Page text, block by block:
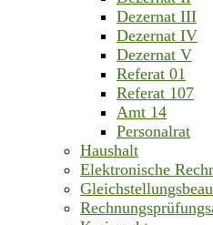
Dezernat III
Dezernat IV
Dezernat V
Referat 01
Referat 107
Amt 14
Personalrat
Haushalt
Elektronische